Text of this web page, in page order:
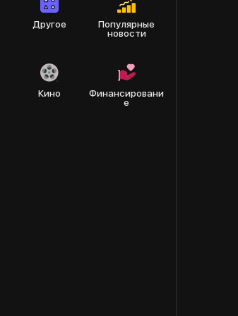
Другое
Популярные
новости
Кино
Финансировани
е